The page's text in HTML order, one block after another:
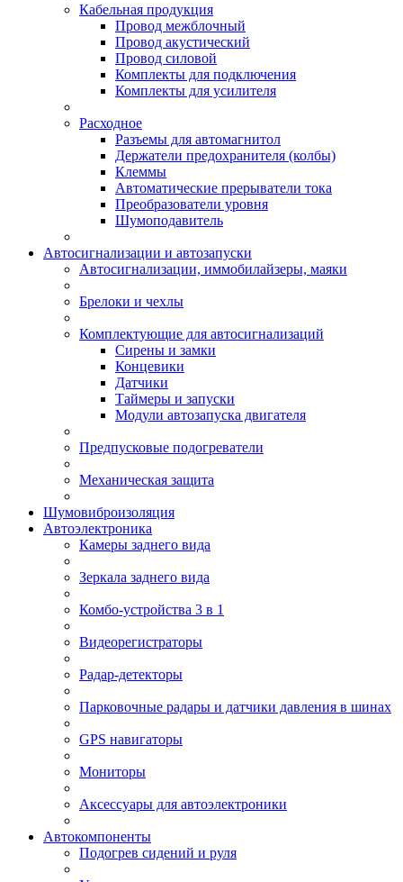
Кабельная продукция
Провод межблочный
Провод акустический
Провод силовой
Комплекты для подключения
Комплекты для усилителя
Расходное
Разъемы для автомагнитол
Держатели предохранителя (колбы)
Клеммы
Автоматические прерыватели тока
Преобразователи уровня
Шумоподавитель
Автосигнализации и автозапуски
Автосигнализации, иммобилайзеры, маяки
Брелоки и чехлы
Комплектующие для автосигнализаций
Сирены и замки
Концевики
Датчики
Таймеры и запуски
Модули автозапуска двигателя
Предпусковые подогреватели
Механическая защита
Шумовиброизоляция
Автоэлектроника
Камеры заднего вида
Зеркала заднего вида
Комбо-устройства 3 в 1
Видеорегистраторы
Радар-детекторы
Парковочные радары и датчики давления в шинах
GPS навигаторы
Мониторы
Аксессуары для автоэлектроники
Автокомпоненты
Подогрев сидений и руля